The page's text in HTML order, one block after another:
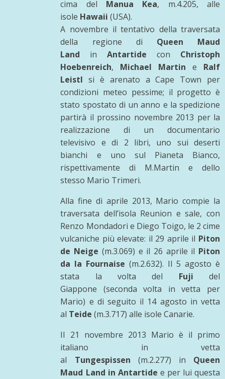
cima del Manua Kea, m.4.205, alle
isole Hawaii (USA).
A novembre il tentativo della traversata
della regione di Queen Maud
Land inAntartide con Christoph
Hoebenreich, Michael Martin e Ralf
Leistl si è arenato a Cape Town per
condizioni meteo pessime; il progetto è
stato spostato di un anno e la spedizione
partirà il prossino novembre 2013 per la
realizzazione di un documentario
televisivo e di 2 libri, uno sui deserti
bianchi e uno sul Pianeta Bianco,
rispettivamente di M.Martin e dello
stesso Mario Trimeri.
Alla fine di aprile 2013, Mario compie la
traversata dell’isola Reunion e sale, con
Renzo Mondadori e Diego Toigo, le 2 cime
vulcaniche più elevate: il 29 aprile il Piton
de Neige (m.3.069) e il 26 aprile il Piton
da la Fournaise(m.2.632). Il 5 agosto è
stata la volta del Fuji del
Giappone (seconda volta in vetta per
Mario) e di seguito il 14 agosto in vetta
al Teide (m.3.717) alle isole Canarie.
Il 21 novembre 2013 Mario è il primo
italiano in vetta
al Tungespissen (m.2.277) in Queen
Maud Land in Antartide e per lui questa